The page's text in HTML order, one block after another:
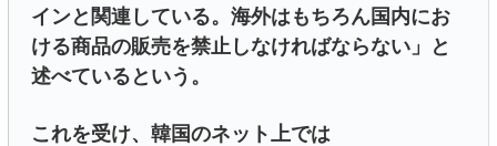
インと関連している。海外はもちろん国内にお
ける商品の販売を禁止しなければならない」と
述べているという。
これを受け、韓国のネット上では